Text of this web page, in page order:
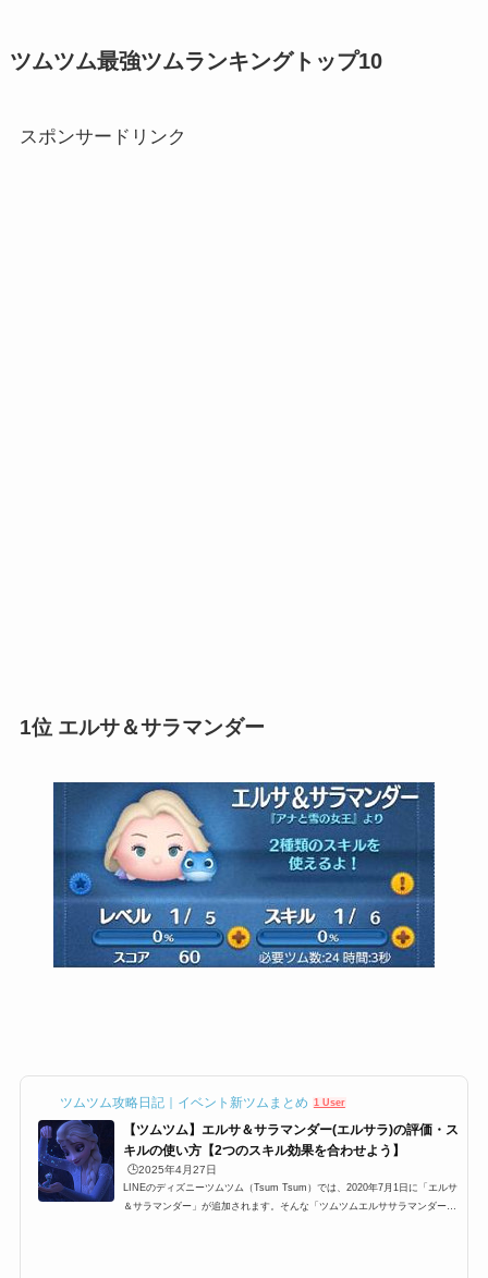
ツムツム最強ツムランキングトップ10
スポンサードリンク
1位 エルサ＆サラマンダー
ツムツム攻略日記｜イベント新ツムまとめ 1 User
【ツムツム】エルサ＆サラマンダー(エルサラ)の評価・ス
キルの使い方【2つのスキル効果を合わせよう】
🕒️2025年4月27日
LINEのディズニーツムツム（Tsum Tsum）では、2020年7月1日に「エルサ
＆サラマンダー」が追加されます。そんな「ツムツムエルササラマンダー